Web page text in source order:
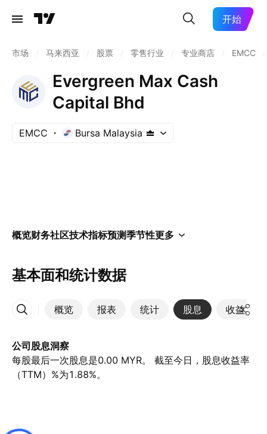
开始
市场 马来西亚 股票 零售行业 专业商店 EMCC
Evergreen Max Cash
Capital Bhd
EMCC Bursa Malaysia
概览财务社区技术指标预测季节性更多
基本面和统计数据
概览 报表 统计 股息 收益
更多
公司股息洞察
每股最后一次股息是0.00 MYR。 截至今日，股息收益率
（TTM）%为1.88%。